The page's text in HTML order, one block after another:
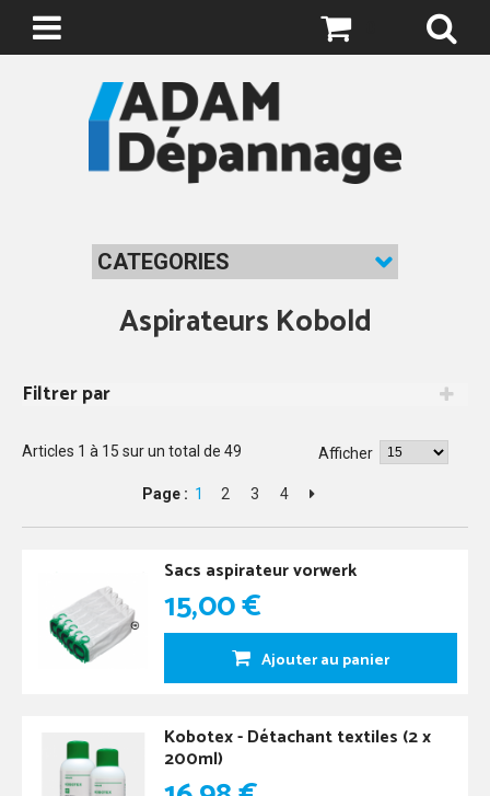
CATEGORIES
Aspirateurs Kobold
Filtrer par
Articles 1 à 15 sur un total de 49 Afficher
Page : 1 2 3 4
Sacs aspirateur vorwerk
15,00 €
Ajouter au panier
Kobotex - Détachant textiles (2 x
200ml)